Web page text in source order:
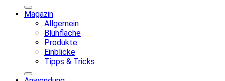
Magazin
Allgemein
Blühfläche
Produkte
Einblicke
Tipps & Tricks